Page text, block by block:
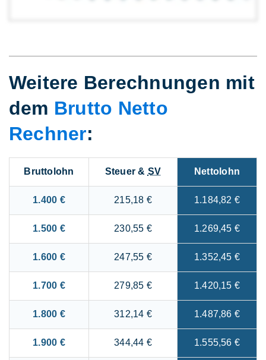
Weitere Berechnungen mit
dem Brutto Netto
Rechner:
Bruttolohn Steuer & SV Nettolohn
1.400 € 215,18 € 1.184,82 €
1.500 € 230,55 € 1.269,45 €
1.600 € 247,55 € 1.352,45 €
1.700 € 279,85 € 1.420,15 €
1.800 € 312,14 € 1.487,86 €
1.900 € 344,44 € 1.555,56 €